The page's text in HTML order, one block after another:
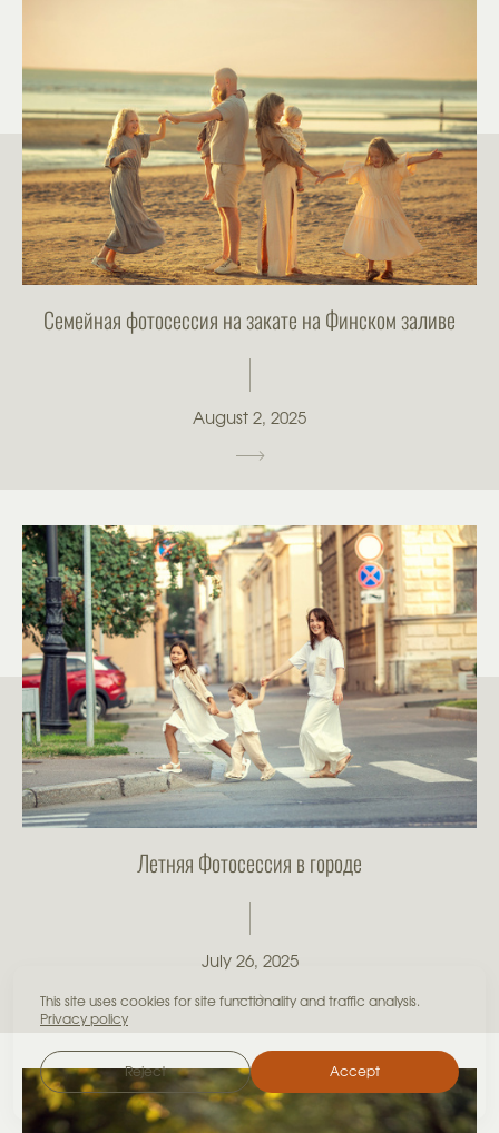
Семейная фотосессия на закате на Финском заливе
August 2, 2025
Летняя Фотосессия в городе
July 26, 2025
This site uses cookies for site functionality and traffic analysis.
Privacy policy
Reject Accept